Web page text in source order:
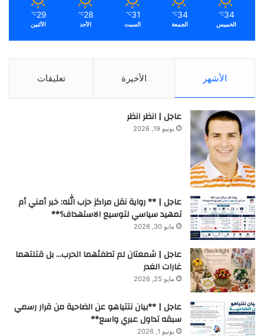
34
℃
الخميس
34
℃
الجمعة
31
℃
السبت
28
℃
الأحد
29
℃
الأثنين
الأشهر الأخيرة تعليقات
عاجل | انظر انظر
يونيو 19, 2026
عاجل | ** رواية نقل مراكز حزب الله: خبر أمني أم
تمهيد سياسي لتوسيع الاستهداف؟**
مايو 30, 2026
عاجل | شمعتان لم تطفئهما الحرب… بل قتلتهما
غارات الغدر
مايو 25, 2026
عاجل | **بيان نتتياهو عن الضاحية من قرار رسمي
سبقه تداول عبري واسع**
يونيو 1, 2026